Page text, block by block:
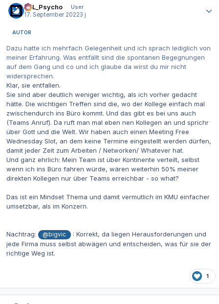
SoL_Psycho
User
17. September 20223 j
AUTOR
Dazu hatte ich mehrfach Gelegenheit und ich sprach lediglich von
meiner Erfahrung. Was entfällt sind die spontanen Begegnungen
auf dem Gang und co und ich glaube da wirst du mir nicht
widersprechen.
Klar, sie entfallen.
Sie sind aber deutlich weniger wichtig, als ich vorher gedacht
hätte. Die wichtigen Treffen sind die, wo der Kollege einfach mal
zwischendurch ins Büro kommt. Und das gibt es bei uns auch
(Teams Anruf). Da ruft man mal eben nen Kollegen an und sprichr
über Gott und die Welt. Wir haben auch einen Meeting Free
Wednesday Slot, an dem keine Termine eingestellt werden dürfen,
damit jeder Zeit zum Arbeiten / Networken/ Whatever hat.
Und ganz ehrlich: Mein Team ist über Kontinente verteilt, selbst
wenn ich ins Büro fahren würde, wären weiterhin 50% meiner
direkten Kollegen nur über Teams erreichbar - so what?
Das ist ein Mindset Thema und damit vermutlich im KMU einfacher
umsetzbar, als im Konzern.
Nachtrag: @bigvic
: Korrekt, da liegen Herausforderungen und
jede Firma muss selbst abwägen und entscheiden, was für sie der
richtige Weg ist.
1